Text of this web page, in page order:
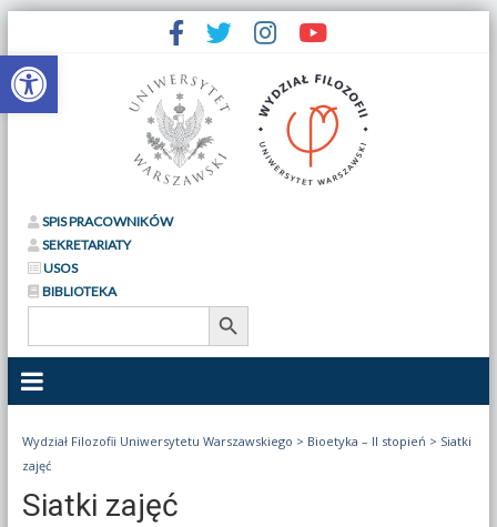
Otwórz pasek narzędzi
SPIS PRACOWNIKÓW
SEKRETARIATY
USOS
BIBLIOTEKA
Search
Search Button
Wydział Filozofii Uniwersytetu Warszawskiego > Bioetyka – II stopień > Siatki
zajęć
Siatki zajęć